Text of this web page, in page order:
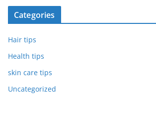
Categories
Hair tips
Health tips
skin care tips
Uncategorized